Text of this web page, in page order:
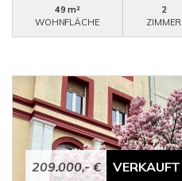
49 m²
WOHNFLÄCHE
2
ZIMMER
209.000,- € VERKAUFT